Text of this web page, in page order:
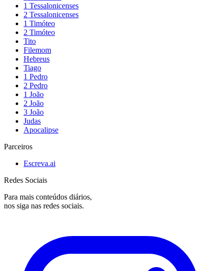
1 Tessalonicenses
2 Tessalonicenses
1 Timóteo
2 Timóteo
Tito
Filemom
Hebreus
Tiago
1 Pedro
2 Pedro
1 João
2 João
3 João
Judas
Apocalipse
Parceiros
Escreva.ai
Redes Sociais
Para mais conteúdos diários,
nos siga nas redes sociais.